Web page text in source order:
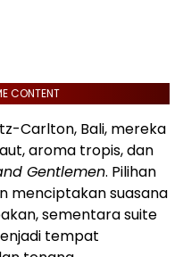
CONTENT
Carlton, Bali, mereka
aroma tropis, dan
Gentlemen. Pilihan
menciptakan suasana
sementara suite
tempat